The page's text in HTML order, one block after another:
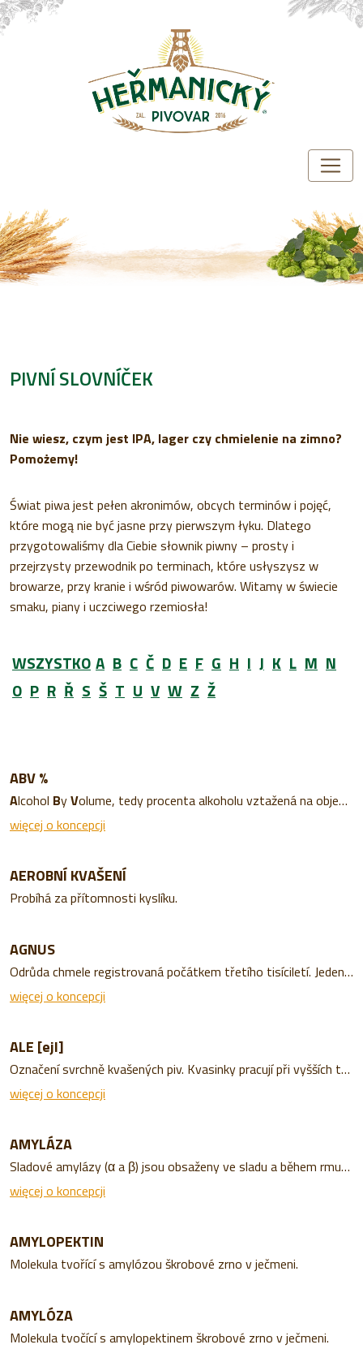
PIVNÍ SLOVNÍČEK
Nie wiesz, czym jest IPA, lager czy chmielenie na zimno?
Pomożemy!
Świat piwa jest pełen akronimów, obcych terminów i pojęć,
które mogą nie być jasne przy pierwszym łyku. Dlatego
przygotowaliśmy dla Ciebie słownik piwny – prosty i
przejrzysty przewodnik po terminach, które usłyszysz w
browarze, przy kranie i wśród piwowarów. Witamy w świecie
smaku, piany i uczciwego rzemiosła!
WSZYSTKO A B C Č D E F G H I J K L M N
O P R Ř S Š T U V W Z Ž
ABV %
Alcohol ByVolume, tedy procenta alkoholu vztažená na objem. Má-li pivo uvedeno 5% ABV, je v každých jeho 100 mililitrech 5 ml alkoholu. V tuzemsku se dříve používala procenta vztažená na hmotnost alkoholu, jelikož je alkohol lehčí než voda, vycházejí váhová procenta nižší nežli objemová.
więcej o koncepcji
AEROBNÍ KVAŠENÍ
Probíhá za přítomnosti kyslíku.
AGNUS
Odrůda chmele registrovaná počátkem třetího tisíciletí. Jeden z nejvíce hořkých chmelů pěstovaných v tuzemsku mající výraznější kořenité aroma a používající se do více hořkých piv.
więcej o koncepcji
ALE [ejl]
Označení svrchně kvašených piv. Kvasinky pracují při vyšších teplotách a zůstávají během fermentace na povrchu. Vzniká tak více aromatických látek a nápoj má kořenitou nebo ovocnou příchuť. Do této kategorie spadá široká škála piv, jako jsou IPA, Pale Ale, Stout a další (s různými chutěmi a aromaty).
więcej o koncepcji
AMYLÁZA
Sladové amylázy (α a β) jsou obsaženy ve sladu a během rmutování sladiny rozkládají obilný škrob na dextrin + jednodušší cukry (zejména maltózu), které později zkvasí na alkohol.
więcej o koncepcji
AMYLOPEKTIN
Molekula tvořící s amylózou škrobové zrno v ječmeni.
AMYLÓZA
Molekula tvočící s amylopektinem škrobové zrno v ječmeni.